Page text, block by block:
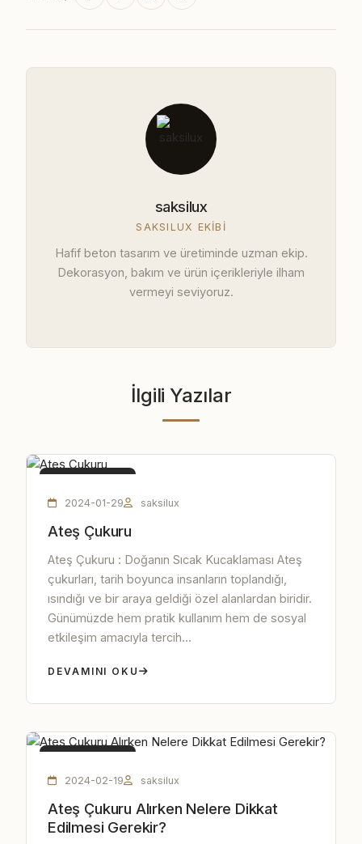
saksilux
SAKSILUX EKIBI
Hafif beton tasarım ve üretiminde uzman ekip.
Dekorasyon, bakım ve ürün içerikleriyle ilham
vermeyi seviyoruz.
İlgili Yazılar
2024-01-29 saksilux
Ateş Çukuru
Ateş Çukuru : Doğanın Sıcak Kucaklaması Ateş
çukurları, tarih boyunca insanların toplandığı,
ısındığı ve bir araya geldiği özel alanlardan biridir.
Günümüzde hem pratik kullanım hem de sosyal
etkileşim amacıyla tercih...
DEVAMINI OKU
2024-02-19 saksilux
Ateş Çukuru Alırken Nelere Dikkat
Edilmesi Gerekir?